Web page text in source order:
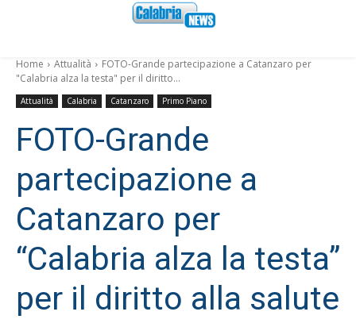
Home Attualità
FOTO-Grande partecipazione a Catanzaro per
"Calabria alza la testa" per il diritto...
Attualità Calabria Catanzaro Primo Piano
FOTO-Grande
partecipazione a
Catanzaro per
“Calabria alza la testa”
per il diritto alla salute